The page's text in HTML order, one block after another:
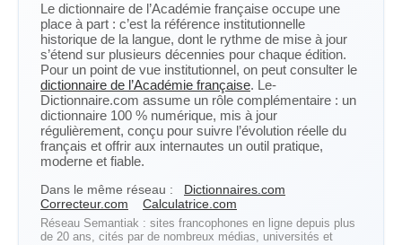
Le dictionnaire de l’Académie française occupe une
place à part : c’est la référence institutionnelle
historique de la langue, dont le rythme de mise à jour
s’étend sur plusieurs décennies pour chaque édition.
Pour un point de vue institutionnel, on peut consulter le
dictionnaire de l’Académie française. Le-
Dictionnaire.com assume un rôle complémentaire : un
dictionnaire 100 % numérique, mis à jour
régulièrement, conçu pour suivre l’évolution réelle du
français et offrir aux internautes un outil pratique,
moderne et fiable.
Dans le même réseau :
Dictionnaires.com
Correcteur.com
Calculatrice.com
Réseau Semantiak : sites francophones en ligne depuis plus
de 20 ans, cités par de nombreux médias, universités et